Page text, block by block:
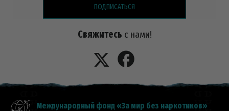
ПОДПИСАТЬСЯ
Свяжитесь с нами!
Международный фонд «За мир без наркотиков»